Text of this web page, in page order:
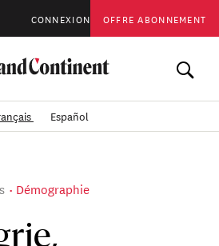
CONNEXION OFFRE ABONNEMENT
Español
Démographie